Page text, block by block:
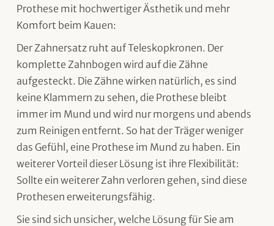
Prothese mit hochwertiger Ästhetik und mehr
Komfort beim Kauen:
Der Zahnersatz ruht auf Teleskopkronen. Der
komplette Zahnbogen wird auf die Zähne
aufgesteckt. Die Zähne wirken natürlich, es sind
keine Klammern zu sehen, die Prothese bleibt
immer im Mund und wird nur morgens und abends
zum Reinigen entfernt. So hat der Träger weniger
das Gefühl, eine Prothese im Mund zu haben. Ein
weiterer Vorteil dieser Lösung ist ihre Flexibilität:
Sollte ein weiterer Zahn verloren gehen, sind diese
Prothesen erweiterungsfähig.
Sie sind sich unsicher, welche Lösung für Sie am